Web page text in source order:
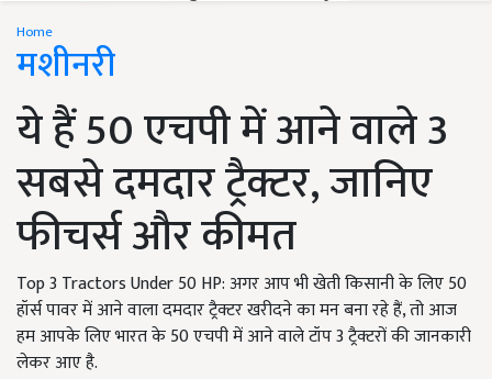
Home
मशीनरी
ये हैं 50 एचपी में आने वाले 3
सबसे दमदार ट्रैक्टर, जानिए
फीचर्स और कीमत
Top 3 Tractors Under 50 HP: अगर आप भी खेती किसानी के लिए 50
हॉर्स पावर में आने वाला दमदार ट्रैक्टर खरीदने का मन बना रहे हैं, तो आज
हम आपके लिए भारत के 50 एचपी में आने वाले टॉप 3 ट्रैक्टरों की जानकारी
लेकर आए है.